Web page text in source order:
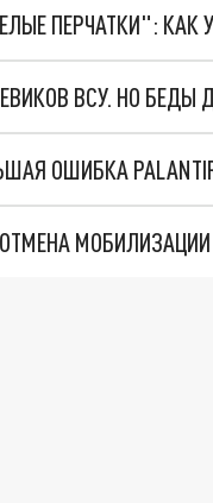
ПЕРЧАТКИ": КАК
ВСУ. НО